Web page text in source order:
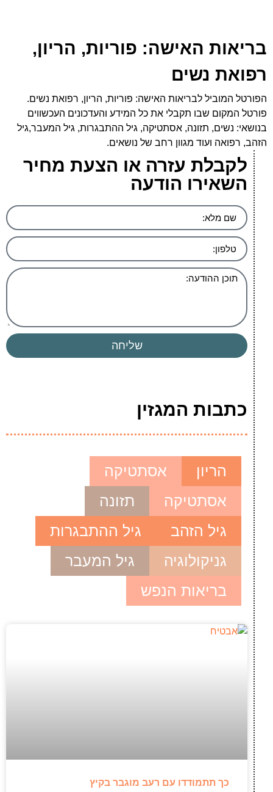
בריאות האישה: פוריות, הריון,
רפואת נשים
הפורטל המוביל לבריאות האישה: פוריות, הריון, רפואת נשים.
פורטל המקום שבו תקבלי את כל המידע והעדכונים העכשווים
בנושאי: נשים, תזונה, אסתטיקה, גיל ההתבגרות, גיל המעבר,גיל
הזהב, רפואה ועוד מגוון רחב של נושאים.
לקבלת עזרה או הצעת מחיר
השאירו הודעה
שליחה
כתבות המגזין
הריון
אסתטיקה
אסתטיקה
תזונה
גיל הזהב
גיל ההתבגרות
גניקולוגיה
גיל המעבר
בריאות הנפש
כך תתמודדו עם רעב מוגבר בקיץ